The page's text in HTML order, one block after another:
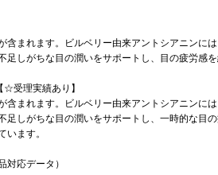
含まれます。ビルベリー由来アントシアニンに
しがちな目の潤いをサポートし、目の疲労感
受理実績あり】
含まれます。ビルベリー由来アントシアニンに
足しがちな目の潤いをサポートし、一時的な目
います。
応データ）